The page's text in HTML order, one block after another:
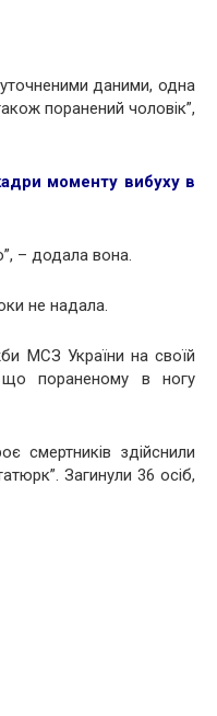
даними, одна
поранений чоловік”,
моменту вибуху в
– додала вона.
не надала.
МСЗ України на своїй
що пораненому в ногу
смертників здійснили
Загинули 36 осіб,